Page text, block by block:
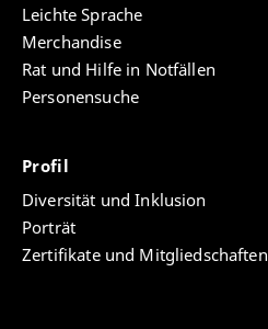
Leichte Sprache
Merchandise
Rat und Hilfe in Notfällen
Personensuche
Profil
Diversität und Inklusion
Porträt
Zertifikate und Mitgliedschaften